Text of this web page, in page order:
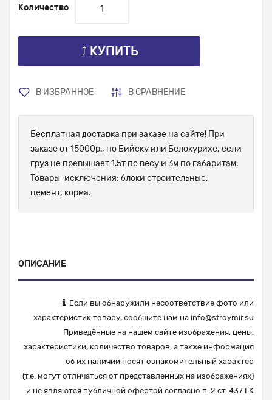
Количество
⤴ КУПИТЬ
В ИЗБРАННОЕ В СРАВНЕНИЕ
Бесплатная доставка при заказе на сайте! При
заказе от 15000р., по Бийску или Белокурихе, если
груз не превышает 1.5т по весу и 3м по габаритам.
Товары-исключения: блоки строительные,
цемент, корма.
ОПИСАНИЕ
Если вы обнаружили несоответствие фото или
характеристик товару, сообщите нам на info@stroymir.su
Приведённые на нашем сайте изображения, цены,
характеристики, количество товаров, а также информация
об их наличии носят ознакомительный характер
(т.е. могут отличаться от представленных на изображениях)
и не являются публичной офертой согласно п. 2 ст. 437 ГК